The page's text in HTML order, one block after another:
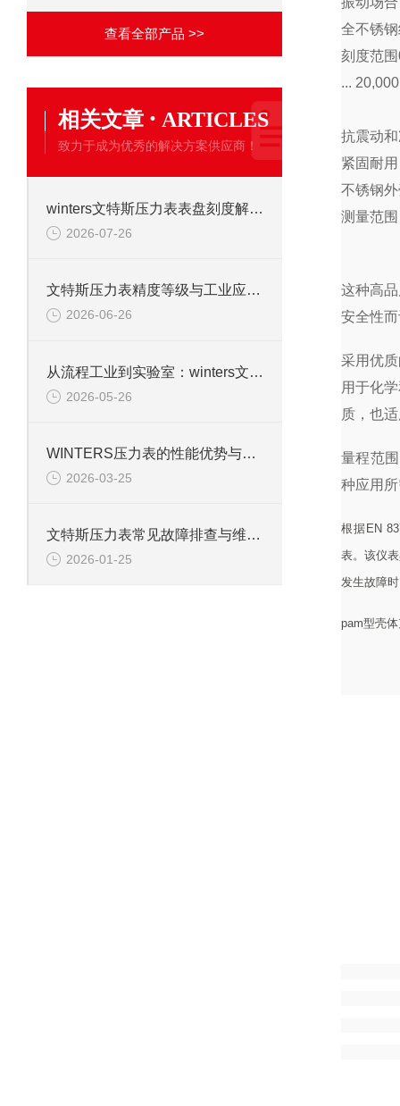
全不锈
刻度范
...
抗震动
紧固耐用
不锈钢
测量范
这种高
安全性
采用优
用于化
质，也
量程范
种应用
根据EN
表。该仪
发生故障
pam型壳
查看全部产品 >>
相关文章 · ARTICLES
致力于成为优秀的解决方案供应商！
winters文特斯压力表表盘刻度解读及现场安装注意事项
2026-07-26
文特斯压力表精度等级与工业应用场景解析
2026-06-26
从流程工业到实验室：winters文特斯压力表的多元应用场景
2026-05-26
WINTERS压力表的性能优势与行业适配性解析
2026-03-25
文特斯压力表常见故障排查与维护技巧
2026-01-25